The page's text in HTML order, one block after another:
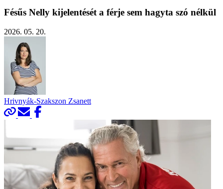
Fésűs Nelly kijelentését a férje sem hagyta szó nélkül
2026. 05. 20.
Hrivnyák-Szakszon Zsanett